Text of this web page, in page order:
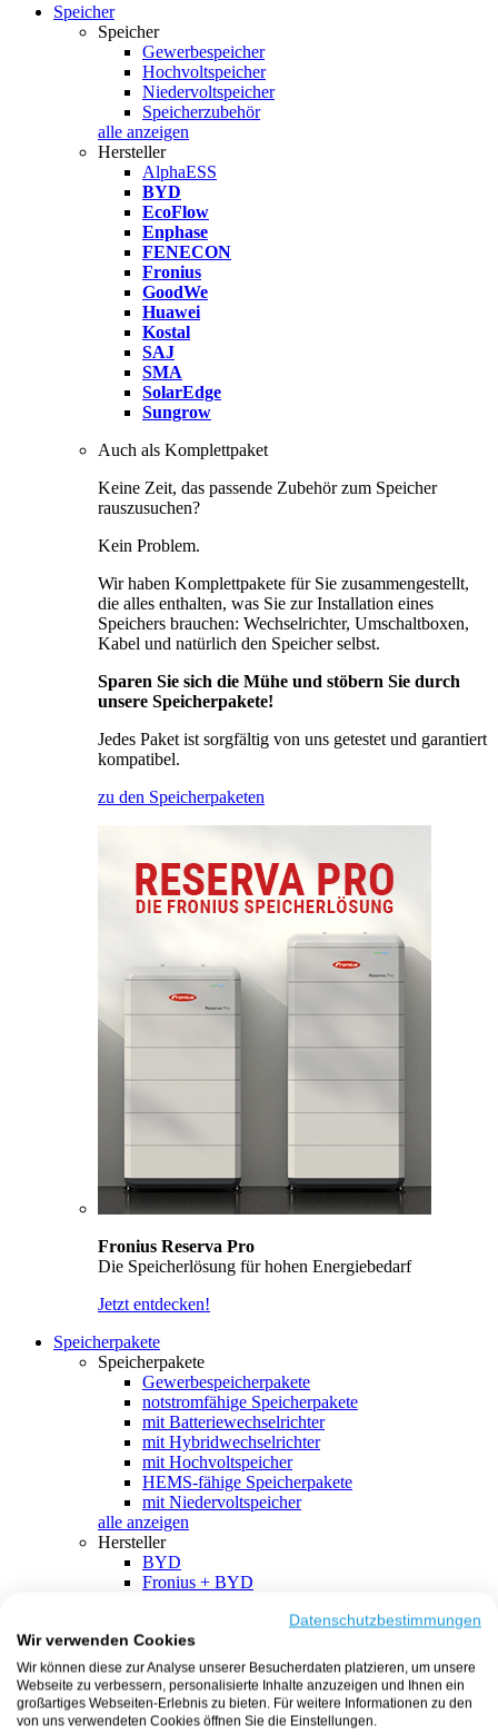
Speicher
Speicher
Gewerbespeicher
Hochvoltspeicher
Niedervoltspeicher
Speicherzubehör
alle anzeigen
Hersteller
AlphaESS
BYD
EcoFlow
Enphase
FENECON
Fronius
GoodWe
Huawei
Kostal
SAJ
SMA
SolarEdge
Sungrow
Auch als Komplettpaket
Keine Zeit, das passende Zubehör zum Speicher
rauszusuchen?
Kein Problem.
Wir haben Komplettpakete für Sie zusammengestellt,
die alles enthalten, was Sie zur Installation eines
Speichers brauchen: Wechselrichter, Umschaltboxen,
Kabel und natürlich den Speicher selbst.
Sparen Sie sich die Mühe und stöbern Sie durch
unsere Speicherpakete!
Jedes Paket ist sorgfältig von uns getestet und garantiert
kompatibel.
zu den Speicherpaketen
Fronius Reserva Pro
Die Speicherlösung für hohen Energiebedarf
Jetzt entdecken!
Speicherpakete
Speicherpakete
Gewerbespeicherpakete
notstromfähige Speicherpakete
mit Batteriewechselrichter
mit Hybridwechselrichter
mit Hochvoltspeicher
HEMS-fähige Speicherpakete
mit Niedervoltspeicher
alle anzeigen
Hersteller
BYD
Fronius + BYD
SMA + BYD
EcoFlow
EcoFlow + EcoFlow
FENECON
FENECON + FENECON
Datenschutzbestimmungen
Wir verwenden Cookies
Wir können diese zur Analyse unserer Besucherdaten platzieren, um unsere
Webseite zu verbessern, personalisierte Inhalte anzuzeigen und Ihnen ein
großartiges Webseiten-Erlebnis zu bieten. Für weitere Informationen zu den
von uns verwendeten Cookies öffnen Sie die Einstellungen.